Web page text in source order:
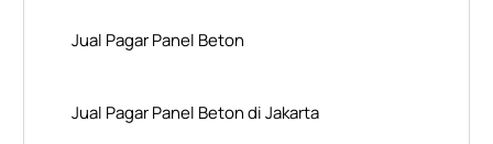
Jual Pagar Panel Beton
Jual Pagar Panel Beton di Jakarta